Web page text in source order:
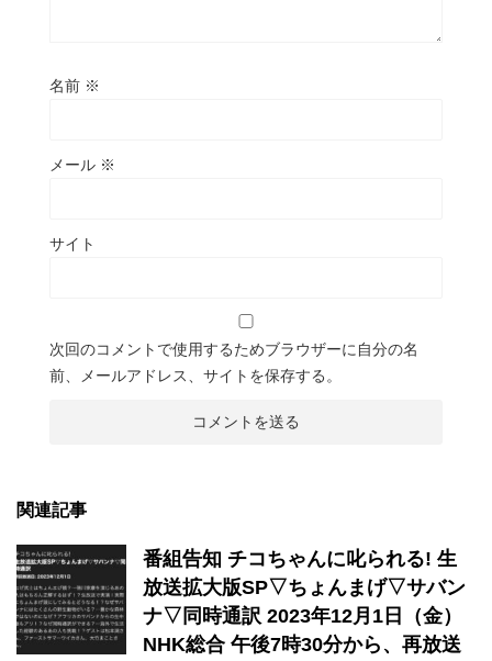
名前 ※
メール ※
サイト
次回のコメントで使用するためブラウザーに自分の名
前、メールアドレス、サイトを保存する。
関連記事
番組告知 チコちゃんに叱られる! 生
放送拡大版SP▽ちょんまげ▽サバン
ナ▽同時通訳 2023年12月1日（金）
NHK総合 午後7時30分から、再放送